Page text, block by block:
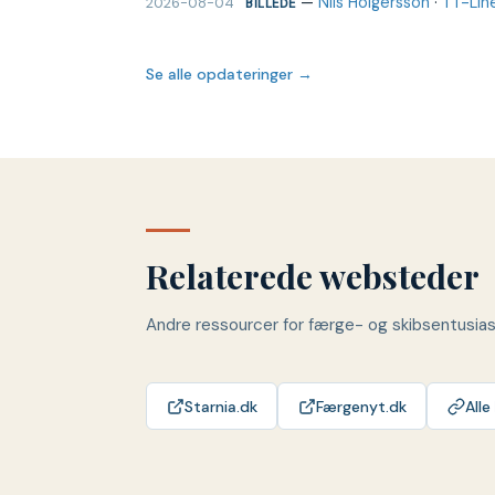
BILLEDE
Se alle opdateringer →
Relaterede websteder
Andre ressourcer for færge- og
Starnia.dk Færgenyt.dk Alle